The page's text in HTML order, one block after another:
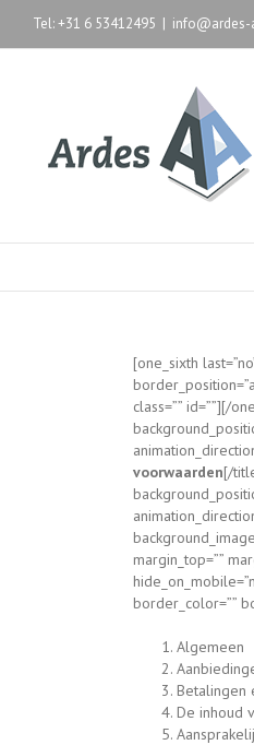
Tel: +31 6 53412495 | info@ardes-
[one_sixth
class=”” id=””][/
voorwaarden[/
margin_top=””
border_color=””
Algemeen
Betalingen
De inhoud